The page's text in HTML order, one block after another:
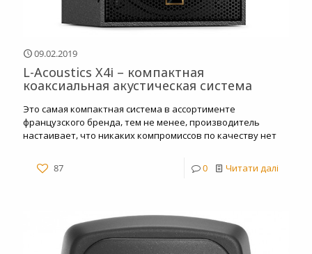
09.02.2019
L-Acoustics X4і – компактная
коаксиальная акустическая система
Это самая компактная система в ассортименте
французского бренда, тем не менее, производитель
настаивает, что никаких компромиссов по качеству нет
87 0 Читати далі